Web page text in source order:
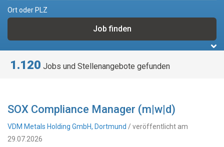
Ort oder PLZ
1.120 Jobs und Stellenangebote gefunden
SOX Compliance Manager (m|w|d)
VDM Metals Holding GmbH, Dortmund / veröffentlicht am
29.07.2026